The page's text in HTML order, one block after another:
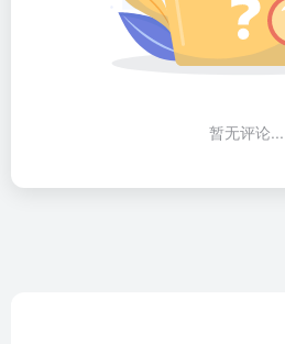
暂无评论...